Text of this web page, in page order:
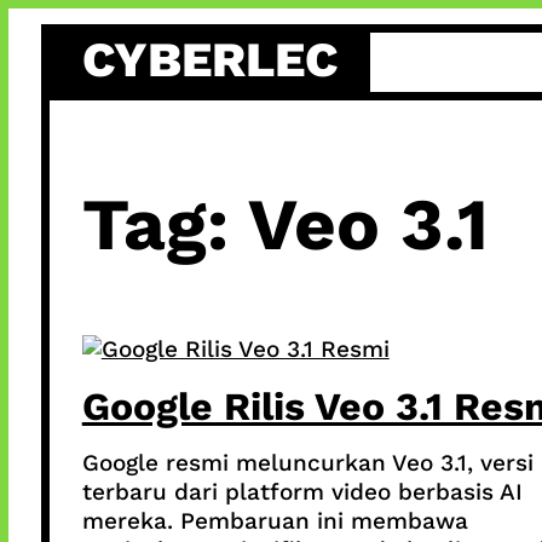
content
CYBERLEC
Tag: Veo 3.1
Google Rilis Veo 3.1
Google resmi meluncurkan Veo 3.1, versi
terbaru dari platform video berbasis AI
mereka. Pembaruan ini membawa